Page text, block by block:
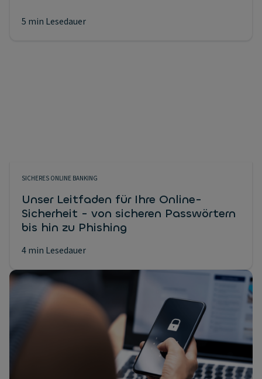
5 min Lesedauer
SICHERES ONLINE BANKING
Unser Leitfaden für Ihre Online-
Sicherheit - von sicheren Passwörtern
bis hin zu Phishing
4 min Lesedauer